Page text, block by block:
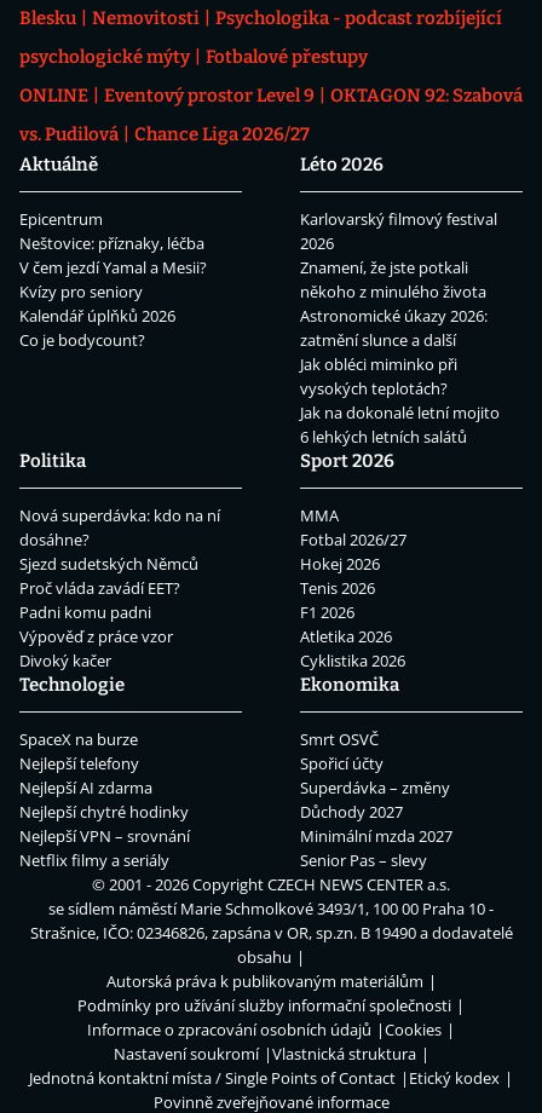
Blesku
Nemovitosti
Psychologika - podcast rozbíjející
psychologické mýty
Fotbalové přestupy
ONLINE
Eventový prostor Level 9
OKTAGON 92: Szabová
vs. Pudilová
Chance Liga 2026/27
Aktuálně
Epicentrum
Neštovice: příznaky, léčba
V čem jezdí Yamal a Mesii?
Kvízy pro seniory
Kalendář úplňků 2026
Co je bodycount?
Léto 2026
Karlovarský filmový festival
2026
Znamení, že jste potkali
někoho z minulého života
Astronomické úkazy 2026:
zatmění slunce a další
Jak obléci miminko při
vysokých teplotách?
Jak na dokonalé letní mojito
6 lehkých letních salátů
Politika
Nová superdávka: kdo na ní
dosáhne?
Sjezd sudetských Němců
Proč vláda zavádí EET?
Padni komu padni
Výpověď z práce vzor
Divoký kačer
Sport 2026
MMA
Fotbal 2026/27
Hokej 2026
Tenis 2026
F1 2026
Atletika 2026
Cyklistika 2026
Technologie
SpaceX na burze
Nejlepší telefony
Nejlepší AI zdarma
Nejlepší chytré hodinky
Nejlepší VPN – srovnání
Netflix filmy a seriály
Ekonomika
Smrt OSVČ
Spořicí účty
Superdávka – změny
Důchody 2027
Minimální mzda 2027
Senior Pas – slevy
© 2001 - 2026 CopyrightCZECH NEWS CENTER a.s.
se sídlem náměstí Marie Schmolkové 3493/1, 100 00 Praha 10 -
Strašnice, IČO: 02346826, zapsána v OR, sp.zn. B 19490 a dodavatelé
obsahu
Autorská práva k publikovaným materiálům
Podmínky pro užívání služby informační společnosti
Informace o zpracování osobních údajů
Cookies
Nastavení soukromí
Vlastnická struktura
Jednotná kontaktní místa / Single Points of Contact
Etický kodex
Povinně zveřejňované informace